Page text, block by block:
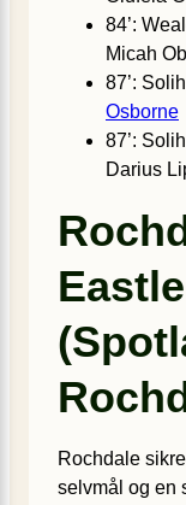
84’:
Micah
87’:
Osborne
87’:
Darius
Rochdale
selvmål og en